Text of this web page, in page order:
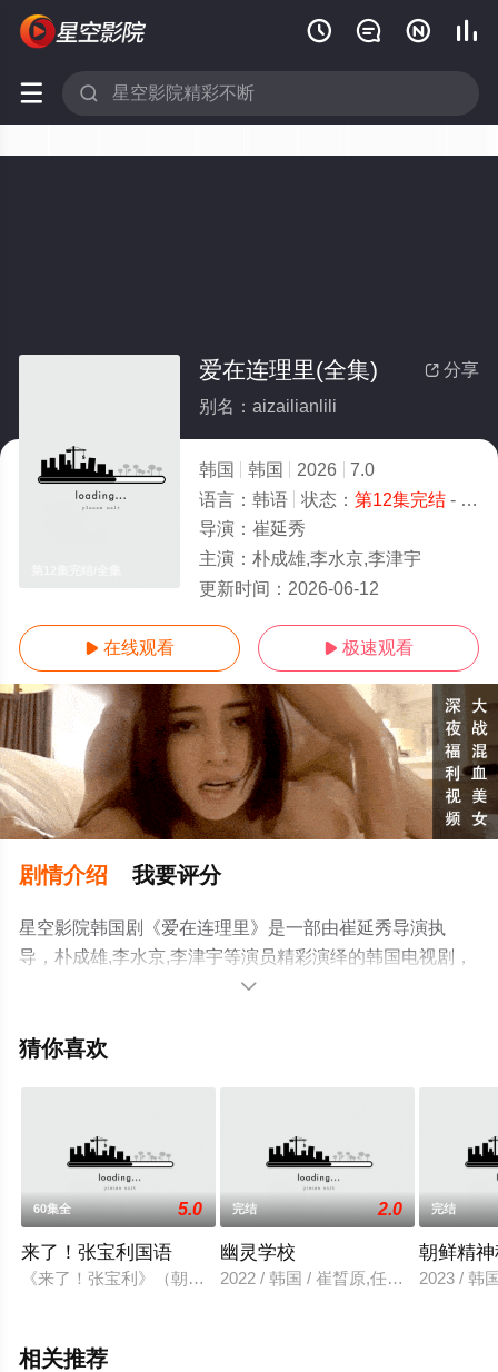
   
 
 分享
爱在连理里(全集)
别名：aizailianlili
韩国 韩国 2026
7.0
语言： 韩语 状态： 第12集完结- 免费在线观看
导演： 崔延秀
主演： 朴成雄,李水京,李津宇
更新时间： 2026-06-12
 在线观看  极速观看
剧情介绍 我要评分
星空影院韩国剧《爱在连理里》是一部由崔延秀导演执
导，朴成雄,李水京,李津宇等演员精彩演绎的韩国电视剧，
大结局剧情已揭晓（第12集完结），手机免费在线观看高
息可移步至豆瓣电视剧、电视猫或剧情网等平台了解。

猜你喜欢
60集全 5.0
来了！张宝利国语
《来了！张宝利》（朝鲜语：??! ???）为韩国MBC自2014年4
完结 2.0
幽灵学校
2022 / 韩国 / 崔晳原,任昭垠,林尚均,
完结
朝鲜精
2023 / 韩
相关推荐